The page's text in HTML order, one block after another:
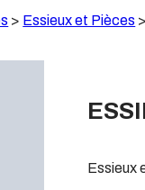
> Essieux et Pièces >
Essieux